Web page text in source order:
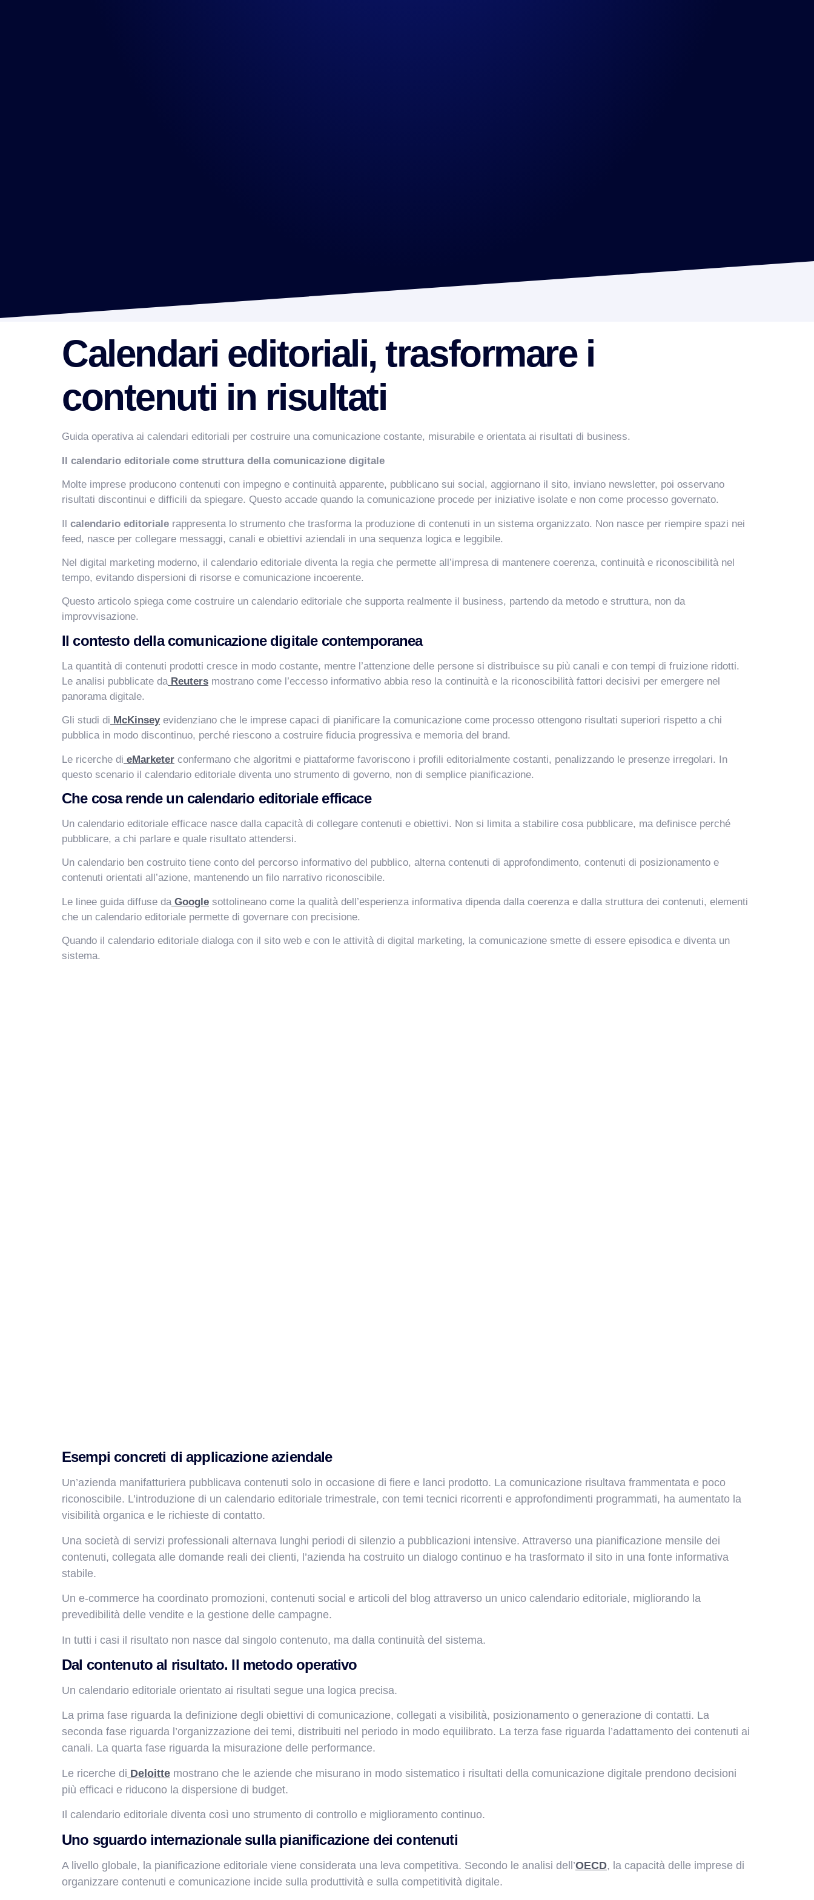
Calendari editoriali, trasformare i
contenuti in risultati
Guida operativa ai calendari editoriali per costruire una comunicazione costante, misurabile e orientata ai risultati di business.
Il calendario editoriale come struttura della comunicazione digitale
Molte imprese producono contenuti con impegno e continuità apparente, pubblicano sui social, aggiornano il sito, inviano newsletter, poi osservano
risultati discontinui e difficili da spiegare. Questo accade quando la comunicazione procede per iniziative isolate e non come processo governato.
Il calendario editoriale rappresenta lo strumento che trasforma la produzione di contenuti in un sistema organizzato. Non nasce per riempire spazi nei
feed, nasce per collegare messaggi, canali e obiettivi aziendali in una sequenza logica e leggibile.
Nel digital marketing moderno, il calendario editoriale diventa la regia che permette all’impresa di mantenere coerenza, continuità e riconoscibilità nel
tempo, evitando dispersioni di risorse e comunicazione incoerente.
Questo articolo spiega come costruire un calendario editoriale che supporta realmente il business, partendo da metodo e struttura, non da
improvvisazione.
Il contesto della comunicazione digitale contemporanea
La quantità di contenuti prodotti cresce in modo costante, mentre l’attenzione delle persone si distribuisce su più canali e con tempi di fruizione ridotti.
Le analisi pubblicate da Reuters mostrano come l’eccesso informativo abbia reso la continuità e la riconoscibilità fattori decisivi per emergere nel
panorama digitale.
Gli studi di McKinseyevidenziano che le imprese capaci di pianificare la comunicazione come processo ottengono risultati superiori rispetto a chi
pubblica in modo discontinuo, perché riescono a costruire fiducia progressiva e memoria del brand.
Le ricerche di eMarketer confermano che algoritmi e piattaforme favoriscono i profili editorialmente costanti, penalizzando le presenze irregolari. In
questo scenario il calendario editoriale diventa uno strumento di governo, non di semplice pianificazione.
Che cosa rende un calendario editoriale efficace
Un calendario editoriale efficace nasce dalla capacità di collegare contenuti e obiettivi. Non si limita a stabilire cosa pubblicare, ma definisce perché
pubblicare, a chi parlare e quale risultato attendersi.
Un calendario ben costruito tiene conto del percorso informativo del pubblico, alterna contenuti di approfondimento, contenuti di posizionamento e
contenuti orientati all’azione, mantenendo un filo narrativo riconoscibile.
Le linee guida diffuse da Google sottolineano come la qualità dell’esperienza informativa dipenda dalla coerenza e dalla struttura dei contenuti, elementi
che un calendario editoriale permette di governare con precisione.
Quando il calendario editoriale dialoga con il sito web e con le attività di digital marketing, la comunicazione smette di essere episodica e diventa un
sistema.
Esempi concreti di applicazione aziendale
Un’azienda manifatturiera pubblicava contenuti solo in occasione di fiere e lanci prodotto. La comunicazione risultava frammentata e poco
riconoscibile. L’introduzione di un calendario editoriale trimestrale, con temi tecnici ricorrenti e approfondimenti programmati, ha aumentato la
visibilità organica e le richieste di contatto.
Una società di servizi professionali alternava lunghi periodi di silenzio a pubblicazioni intensive. Attraverso una pianificazione mensile dei
contenuti, collegata alle domande reali dei clienti, l’azienda ha costruito un dialogo continuo e ha trasformato il sito in una fonte informativa
stabile.
Un e-commerce ha coordinato promozioni, contenuti social e articoli del blog attraverso un unico calendario editoriale, migliorando la
prevedibilità delle vendite e la gestione delle campagne.
In tutti i casi il risultato non nasce dal singolo contenuto, ma dalla continuità del sistema.
Dal contenuto al risultato. Il metodo operativo
Un calendario editoriale orientato ai risultati segue una logica precisa.
La prima fase riguarda la definizione degli obiettivi di comunicazione, collegati a visibilità, posizionamento o generazione di contatti. La
seconda fase riguarda l’organizzazione dei temi, distribuiti nel periodo in modo equilibrato. La terza fase riguarda l’adattamento dei contenuti ai
canali. La quarta fase riguarda la misurazione delle performance.
Le ricerche di Deloitte mostrano che le aziende che misurano in modo sistematico i risultati della comunicazione digitale prendono decisioni
più efficaci e riducono la dispersione di budget.
Il calendario editoriale diventa così uno strumento di controllo e miglioramento continuo.
Uno sguardo internazionale sulla pianificazione dei contenuti
A livello globale, la pianificazione editoriale viene considerata una leva competitiva. Secondo le analisi dell’OECD, la capacità delle imprese di
organizzare contenuti e comunicazione incide sulla produttività e sulla competitività digitale.